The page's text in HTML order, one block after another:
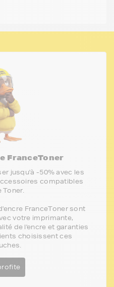
FranceToner
jusqu'à -50% avec les
compatibles
Toner.
FranceToner sont
votre imprimante,
de l'encre et garanties
choisissent ces